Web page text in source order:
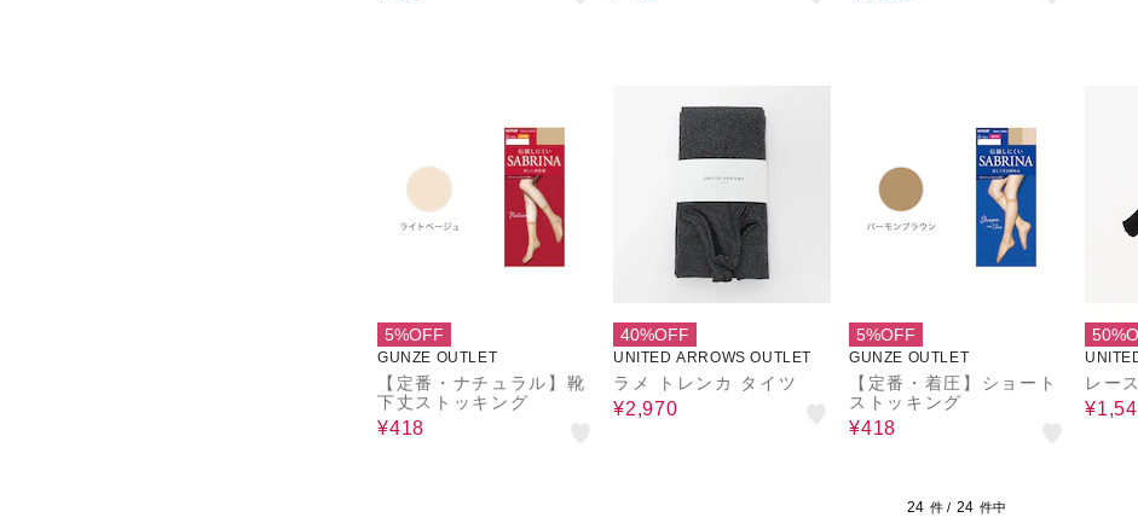
5%OFF
GUNZE OUTLET
【定番・ナチュラル】靴
下丈ストッキング
¥418
40%OFF
UNITED ARROWS OUTLET
ラメ トレンカ タイツ
¥2,970
5%OFF
GUNZE OUTLET
【定番・着圧】ショート
ストッキング
¥418
レー
24 件 / 24 件中